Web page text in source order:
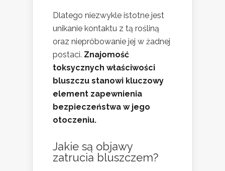
Dlatego niezwykle istotne jest
unikanie kontaktu z tą rośliną
oraz niepróbowanie jej w żadnej
postaci. Znajomość
toksycznych właściwości
bluszczu stanowi kluczowy
element zapewnienia
bezpieczeństwa w jego
otoczeniu.
Jakie są objawy
zatrucia bluszczem?